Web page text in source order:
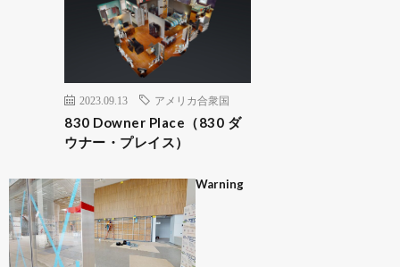
2023.09.13 アメリカ合衆国
830 Downer Place（830 ダ
ウナー・プレイス）
Warning